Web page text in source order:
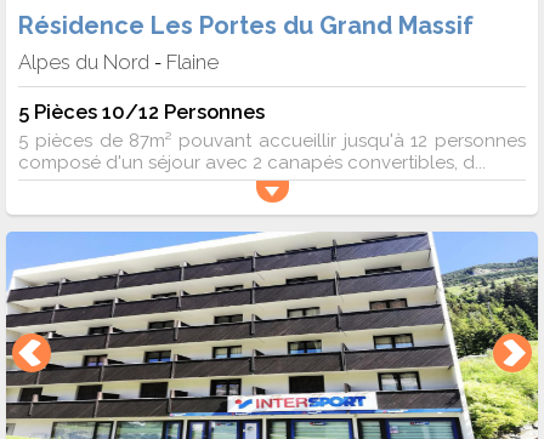
Résidence Les Portes du Grand Massif
Alpes du Nord - Flaine
5 Pièces 10/12 Personnes
5 pièces de 87m² pouvant accueillir jusqu'à 12 personnes
composé d'un séjour avec 2 canapés convertibles, d...